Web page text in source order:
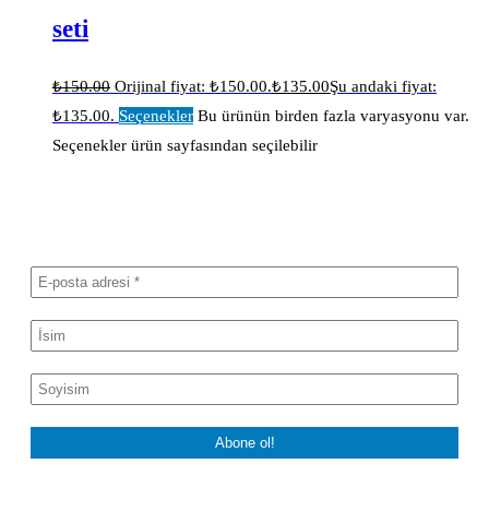
seti
₺150.00 Orijinal fiyat: ₺150.00.₺135.00Şu andaki fiyat:
₺135.00. Seçenekler Bu ürünün birden fazla varyasyonu var.
Seçenekler ürün sayfasından seçilebilir